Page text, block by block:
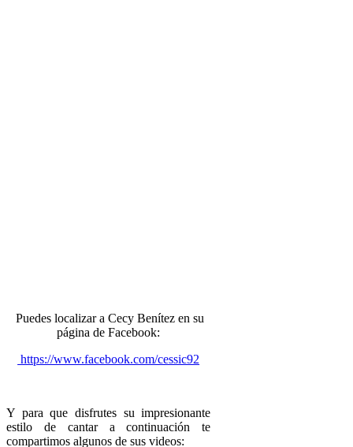
Puedes localizar a Cecy Benítez en su
página de Facebook:
https://www.facebook.com/cessic92
Y para que disfrutes su impresionante
estilo de cantar a continuación te
compartimos algunos de sus videos: